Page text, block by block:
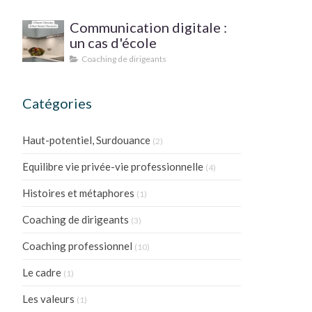
Communication digitale :
un cas d'école
Coaching de dirigeants
Catégories
Haut-potentiel, Surdouance (2)
Equilibre vie privée-vie professionnelle (4)
Histoires et métaphores (1)
Coaching de dirigeants (3)
Coaching professionnel (10)
Le cadre (1)
Les valeurs (1)